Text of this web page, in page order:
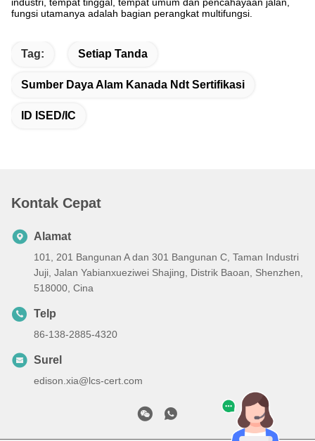
fungsi utamanya adalah bagian perangkat multifungsi.
Tag: Setiap Tanda
Sumber Daya Alam Kanada Ndt Sertifikasi
ID ISED/IC
Kontak Cepat
Alamat
101, 201 Bangunan A dan 301 Bangunan C, Taman Industri
Juji, Jalan Yabianxueziwei Shajing, Distrik Baoan, Shenzhen,
518000, Cina
Telp
86-138-2885-4320
Surel
edison.xia@lcs-cert.com